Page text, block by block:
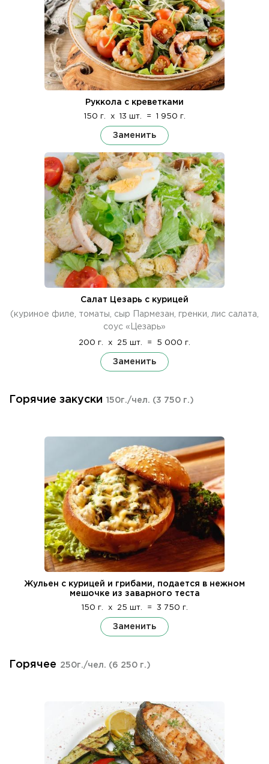
Руккола с креветками
150 г. x 13 шт. = 1 950 г.
Заменить
Салат Цезарь с курицей
(куриное филе, томаты, сыр Пармезан, гренки, лис салата,
соус «Цезарь»
200 г. x 25 шт. = 5 000 г.
Заменить
Горячие закуски 150г./чел. (3 750 г.)
Жульен с курицей и грибами, подается в нежном
мешочке из заварного теста
150 г. x 25 шт. = 3 750 г.
Заменить
Горячее 250г./чел. (6 250 г.)